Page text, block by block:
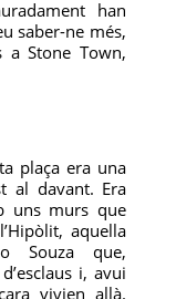
han
saber-ne més,
a Stone Town,
plaça era una
al davant. Era
uns murs que
aquella
Souza que,
i, avui
vivien allà.